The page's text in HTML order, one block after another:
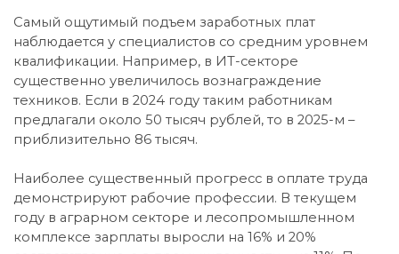
Самый ощутимый подъем заработных плат
наблюдается у специалистов со средним уровнем
квалификации. Например, в ИТ-секторе
существенно увеличилось вознаграждение
техников. Если в 2024 году таким работникам
предлагали около 50 тысяч рублей, то в 2025-м –
приблизительно 86 тысяч.
Наиболее существенный прогресс в оплате труда
демонстрируют рабочие профессии. В текущем
году в аграрном секторе и лесопромышленном
комплексе зарплаты выросли на 16% и 20%